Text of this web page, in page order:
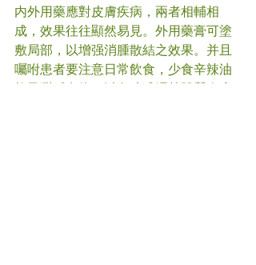
内外用藥應對皮膚疾病，兩者相輔相
成，效果往往顯然易見。外用藥膏可塗
敷局部，以增强消腫散結之效果。并且
囑咐患者要注意日常飲食，少食辛辣油